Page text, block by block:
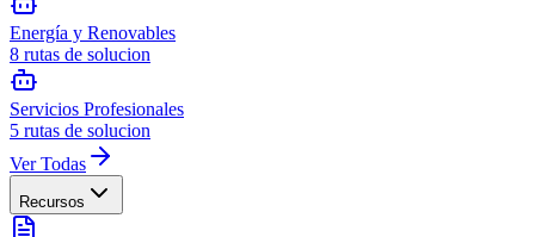
Energía y Renovables
8 rutas de solucion
Servicios Profesionales
5 rutas de solucion
Ver Todas
Recursos